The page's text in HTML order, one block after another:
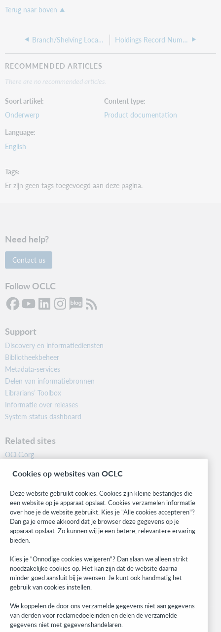
Terug naar boven
Branch/Shelving Location Holdings Record Number
RECOMMENDED ARTICLES
There are no recommended articles.
Soort artikel
Onderwerp
Content type
Product documentation
Language
English
Tags
Er zijn geen tags toegevoegd aan deze pagina.
Need help?
Contact us
Follow OCLC
Support
Discovery en informatiediensten
Bibliotheekbeheer
Metadata-services
Delen van informatiebronnen
Librarians’ Toolbox
Informatie over releases
System status dashboard
Related sites
OCLC.org
Community
Research
WebJunction
Developer Network
Stay in the know.
Get the latest product updates, research, events, and much more—
right to your inbox.
Subscribe now
Cookies op websites van OCLC
Deze website gebruikt cookies. Cookies zijn kleine bestandjes die
een website op je apparaat opslaat. Cookies verzamelen informatie
over hoe je de website gebruikt. Kies je "Alle cookies accepteren"?
Dan ga je ermee akkoord dat je browser deze gegevens op je
apparaat opslaat. Zo kunnen wij je een betere, relevantere ervaring
bieden.
Kies je "Onnodige cookies weigeren"? Dan slaan we alleen strikt
noodzakelijke cookies op. Het kan zijn dat de website daarna
minder goed aansluit bij je wensen. Je kunt ook handmatig het
gebruik van cookies instellen.
We koppelen de door ons verzamelde gegevens niet aan gegevens
van derden voor reclamedoeleinden en delen de verzamelde
gegevens niet met gegevenshandelaren.